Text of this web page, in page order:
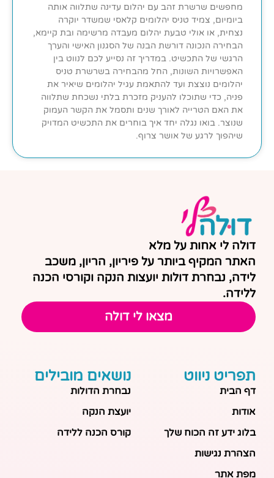
מחפשים שרשרת זהב עם יהלום עדינה שתלווה אותה
ביומיום, צמיד טניס יהלומים קלאסי שמשדר יוקרה
נצחית, או אולי טבעת יהלום מעבדה מרשימה ובת קיימא,
הבחירה הנכונה דורשת הבנה של הסגנון האישי והערך
הרגשי של התכשיט. במדריך זה נסייע לכם לנווט בין
האפשרויות השונות, החל מהבחירה בשרשרת טניס
יהלומים נוצצת ועד להתאמת עגיל יהלומים שיאיר את
פניה, כדי שתוכלו להעניק מזכרת בלתי נשכחת שתלווה
את האם הטרייה לאורך שנים ותסמל את הקשר העמוק
שנוצר. בואו נגלה יחד איך בוחרים את התכשיט המדויק
שיהפוך לרגע של אושר צרוף.
דולה לי אחות על מלא
האתר המקיף ביותר על פיריון, הריון, משכב
לידה, נבחרת דולות יועצות הנקה וקורסי הכנה
ללידה.
מצאו לי דולה
תפריט ניווט
דף הבית
אודות
בלוג ידע זה הכוח שלך
הצהרת נגישות
מפת אתר
נושאים מובילים
נבחרת הדולות
יועצת הנקה
קורס הכנה ללידה